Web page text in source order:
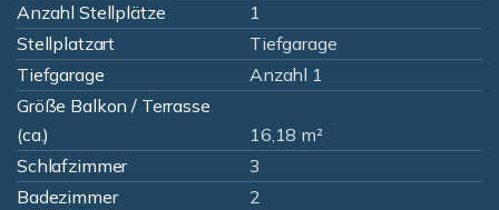
Anzahl Stellplätze
1
Stellplatzart
Tiefgarage
Tiefgarage
Anzahl 1
Größe Balkon / Terrasse
(ca.)
16,18 m²
Schlafzimmer
3
Badezimmer
2